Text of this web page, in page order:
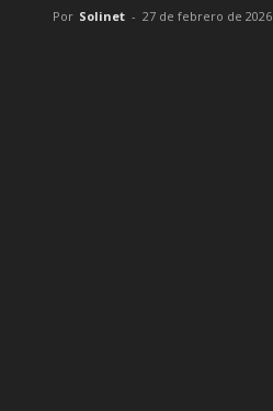
Por Solinet - 27 de febrero de 2026